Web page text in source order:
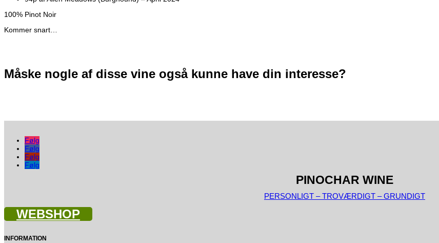
100% Pinot Noir
Kommer snart…
Måske nogle af disse vine også kunne have din interesse?
Følg
Følg
Følg
Følg
PINOCHAR WINE
PERSONLIGT – TROVÆRDIGT – GRUNDIGT
WEBSHOP
INFORMATION